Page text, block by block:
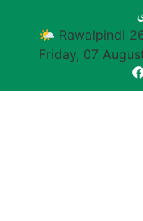
🌤 Rawalpindi
Friday, 07